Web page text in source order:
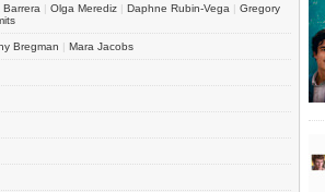
Barrera | Olga Merediz | Daphne Rubin-Vega | Gregory
Bregman | Mara Jacobs